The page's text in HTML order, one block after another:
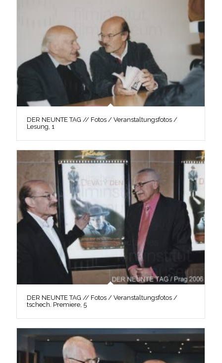
DER NEUNTE TAG // Fotos / Veranstaltungsfotos /
Lesung, 1
DER NEUNTE TAG // Fotos / Veranstaltungsfotos /
tschech. Premiere, 5